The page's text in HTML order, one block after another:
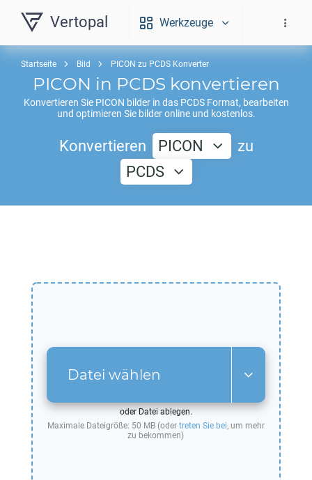
Vertopal Werkzeuge
Startseite Bild PICON zu PCDS Konverter
PICON in PCDS konvertieren
Konvertieren Sie PICON bilder in das PCDSFormat, bearbeiten
und optimieren Sie bilder online und kostenlos.
Konvertieren PICON
zu
PCDS
Datei wählen
oder Datei ablegen.
Maximale Dateigröße: 50 MB (oder treten Sie bei, um mehr
zu bekommen)